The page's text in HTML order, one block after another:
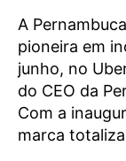
A
pioneira em
junho, no
do CEO da
Com a
marca